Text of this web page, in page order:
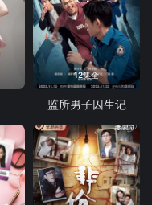
12集全
监所男子囚生记